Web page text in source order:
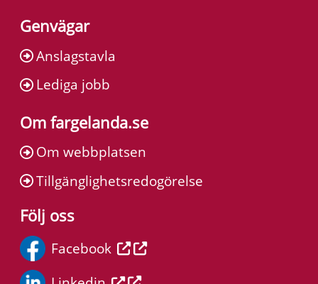
Genvägar
Anslagstavla
Lediga jobb
Om fargelanda.se
Om webbplatsen
Tillgänglighetsredogörelse
Följ oss
Facebook